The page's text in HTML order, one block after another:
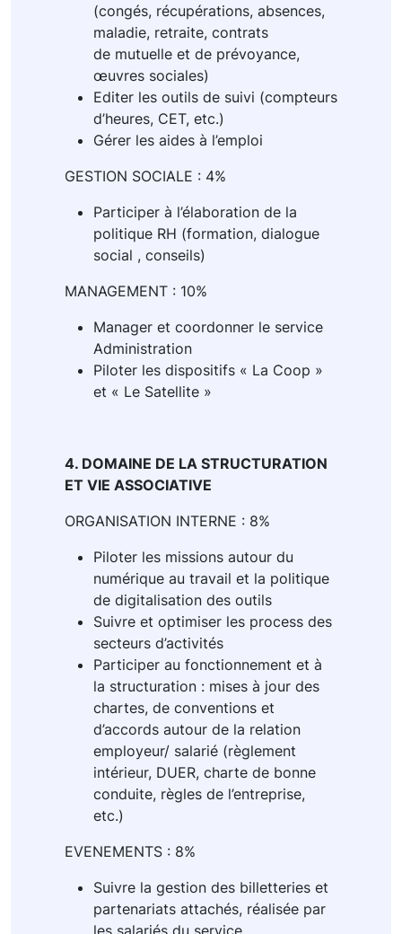
(congés, récupérations, absences,
maladie, retraite, contrats
de mutuelle et de prévoyance,
œuvres sociales)
Editer les outils de suivi (compteurs
d’heures, CET, etc.)
Gérer les aides à l’emploi
GESTION SOCIALE : 4%
Participer à l’élaboration de la
politique RH (formation, dialogue
social , conseils)
MANAGEMENT : 10%
Manager et coordonner le service
Administration
Piloter les dispositifs « La Coop »
et « Le Satellite »
4. DOMAINE DE LA STRUCTURATION
ET VIE ASSOCIATIVE
ORGANISATION INTERNE : 8%
Piloter les missions autour du
numérique au travail et la politique
de digitalisation des outils
Suivre et optimiser les process des
secteurs d’activités
Participer au fonctionnement et à
la structuration : mises à jour des
chartes, de conventions et
d’accords autour de la relation
employeur/ salarié (règlement
intérieur, DUER, charte de bonne
conduite, règles de l’entreprise,
etc.)
EVENEMENTS : 8%
Suivre la gestion des billetteries et
partenariats attachés, réalisée par
les salariés du service